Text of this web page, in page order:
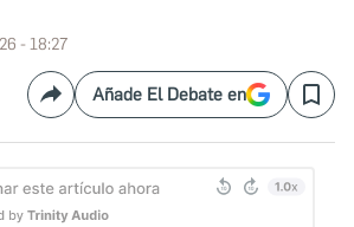
- 18:27
CompartirAñade El Debate en Save